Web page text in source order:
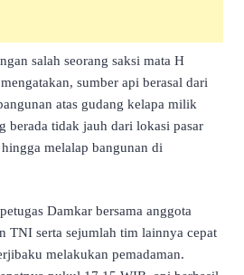
salah seorang saksi mata H
sumber api berasal dari
atas gudang kelapa milik
berada tidak jauh dari lokasi pasar
melalap bangunan di
Damkar bersama anggota
TNI serta sejumlah tim lainnya cepat
melakukan pemadaman.